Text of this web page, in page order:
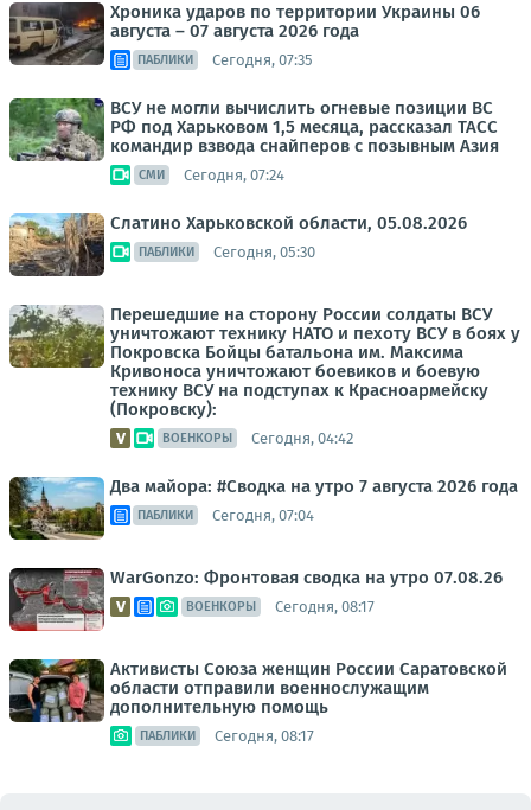
Хроника ударов по территории Украины 06
августа – 07 августа 2026 года
ПАБЛИКИ Сегодня, 07:35
ВСУ не могли вычислить огневые позиции ВС
РФ под Харьковом 1,5 месяца, рассказал ТАСС
командир взвода снайперов с позывным Азия
СМИ Сегодня, 07:24
Слатино Харьковской области, 05.08.2026
ПАБЛИКИ Сегодня, 05:30
Перешедшие на сторону России солдаты ВСУ
уничтожают технику НАТО и пехоту ВСУ в боях у
Покровска Бойцы батальона им. Максима
Кривоноса уничтожают боевиков и боевую
технику ВСУ на подступах к Красноармейску
(Покровску):
ВОЕНКОРЫ Сегодня, 04:42
Два майора: #Сводка на утро 7 августа 2026 года
ПАБЛИКИ Сегодня, 07:04
WarGonzo: Фронтовая сводка на утро 07.08.26
ВОЕНКОРЫ Сегодня, 08:17
Активисты Союза женщин России Саратовской
области отправили военнослужащим
дополнительную помощь
ПАБЛИКИ Сегодня, 08:17